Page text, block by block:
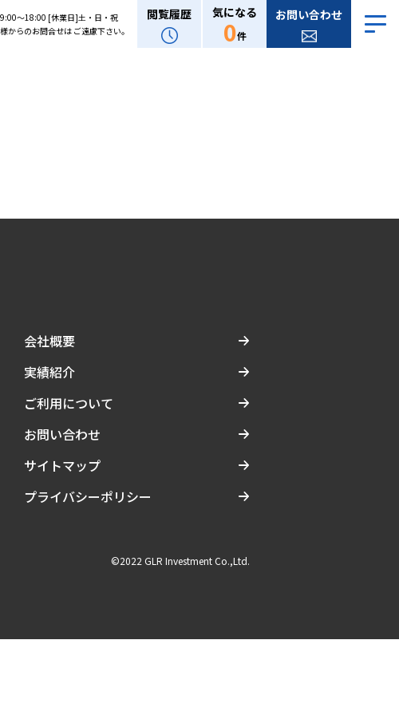
〜18:00 [休業日]土・日・祝
からのお問合せは ご遠慮下さい。
閲覧履歴 気になる
0件
お問い合わせ
会社概要
実績紹介
ご利用について
お問い合わせ
サイトマップ
プライバシーポリシー
©2022 GLR Investment Co.,Ltd.